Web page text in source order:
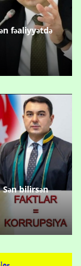
fəaliyyətdə
bilirsən